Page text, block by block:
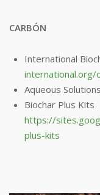
CARBÓN
International
international.org/
Aqueous Solutions
Biochar Plus Kits
https://
plus-kits